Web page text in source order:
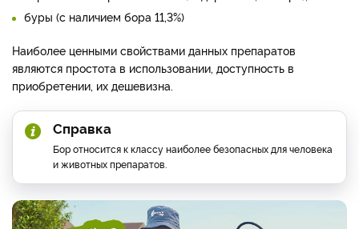
буры (с наличием бора 11,3%)
Наиболее ценными свойствами данных препаратов
являются простота в использовании, доступность в
приобретении, их дешевизна.
Справка
Бор относится к классу наиболее безопасных для человека
и животных препаратов.